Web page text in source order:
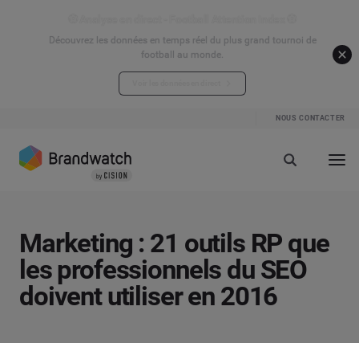
Découvrez les données en temps réel du plus grand tournoi de
football au monde.
NOUS CONTACTER
Marketing : 21 outils RP que
les professionnels du SEO
doivent utiliser en 2016